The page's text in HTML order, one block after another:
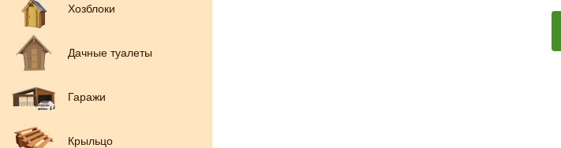
Хозблоки
Дачные туалеты
Гаражи
Крыльцо